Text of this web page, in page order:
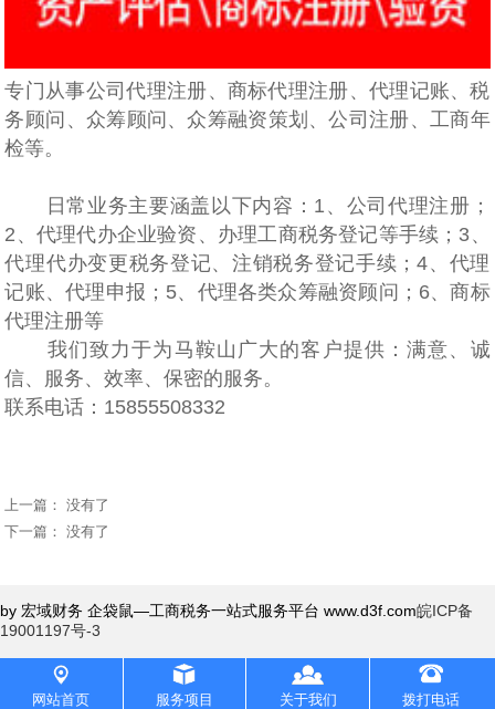
专门从事公司代理注册、商标代理注册、代理记账、税
务‌‌顾问、众筹顾问、众筹融资策划、公司注册、工商年
检等。
日常业务主要涵盖以下内容：1、公司代理注册；
2、代理代办企业验资、办理工商税务登记等手续；3、
代理代办变更税务登记、注销税务登记手续；4、代理
记账、代理申报；5、代理各类众筹融资顾问；6、商标
代理注册等
我们致力于为马鞍山广大的客户提供：满意、诚
信、服务、效率、保密的服务。
联系电话：15855508332
上一篇： 没有了
下一篇： 没有了
by 宏域财务 企袋鼠—工商税务一站式服务平台 www.d3f.com皖ICP备
19001197号-3
网站首页 服务项目 关于我们 拨打电话